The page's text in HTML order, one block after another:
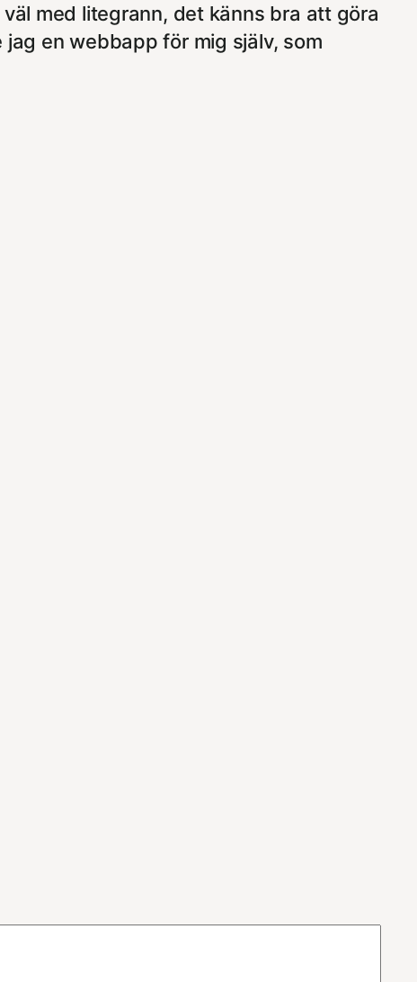
väl med litegrann, det känns bra att göra
en webbapp för mig själv, som